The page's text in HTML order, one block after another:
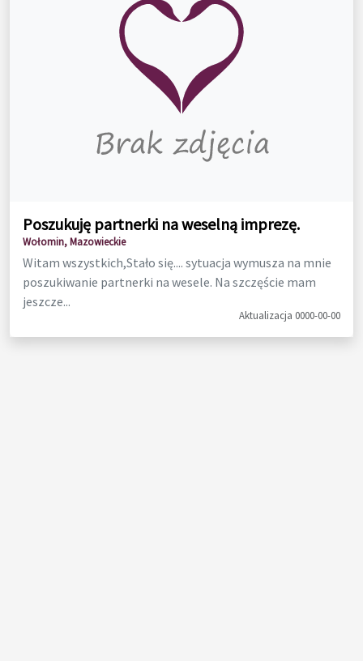
Poszukuję partnerki na weselną imprezę.
Wołomin, Mazowieckie
Witam wszystkich,Stało się.... sytuacja wymusza na mnie
poszukiwanie partnerki na wesele. Na szczęście mam
jeszcze...
Aktualizacja 0000-00-00